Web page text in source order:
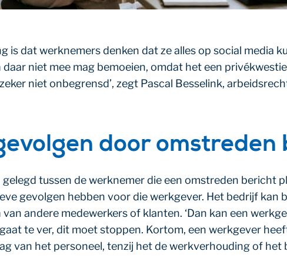
is dat werknemers denken dat ze alles op social media
niet mee mag bemoeien, omdat het een
niet onbegrensd’, zegt Pascal Besselink,
door omstreden
tussen de werknemer die een omstreden bericht
gevolgen hebben voor die werkgever. Het bedrijf kan
andere medewerkers of klanten. ‘Dan kan een
te ver, dit moet stoppen. Kortom, een werkgever
van het personeel, tenzij het de werkverhouding of het